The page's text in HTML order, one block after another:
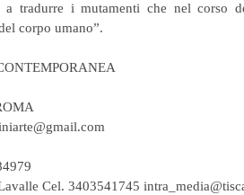
tradurre i mutamenti che nel corso
corpo umano”.
Cel. 3403541745